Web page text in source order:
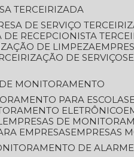
TERCEIRIZADA
DE SERVIÇO
DE RECEPCIONISTA
DE LIMPEZA
DE SERVIÇOS
DE MONITORAMENTO
PARA ESCOLAS
ELETRÔNICO
EMPRESAS DE
EMPRESAS
EMPRESAS
DE ALARME